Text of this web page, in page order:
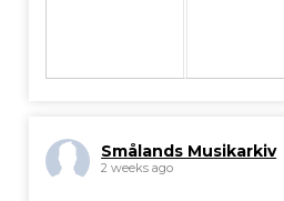
Smålands Musikarkiv
2 weeks ago